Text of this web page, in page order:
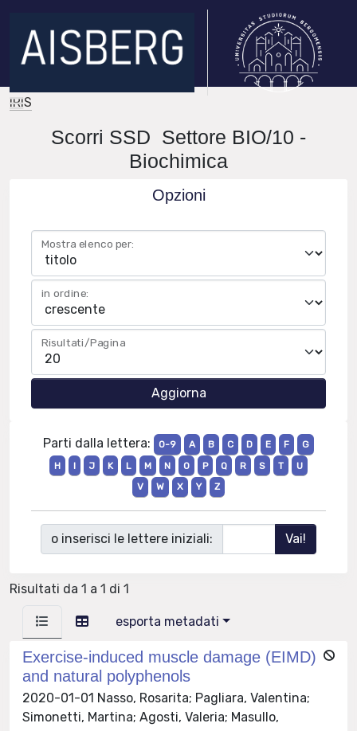
IRIS
Scorri SSD Settore BIO/10 -
Biochimica
Opzioni
Mostra elenco per:
in ordine:
Risultati/Pagina
Parti dalla lettera: 0-9 A B C D E F
G
H
I J K L M N O P Q R S T
U
V
W X Y Z
o inserisci le lettere iniziali:
Risultati da 1 a 1 di 1
esporta metadati
Exercise-induced muscle damage (EIMD)
and natural polyphenols
2020-01-01 Nasso, Rosarita; Pagliara, Valentina;
Simonetti, Martina; Agosti, Valeria; Masullo,